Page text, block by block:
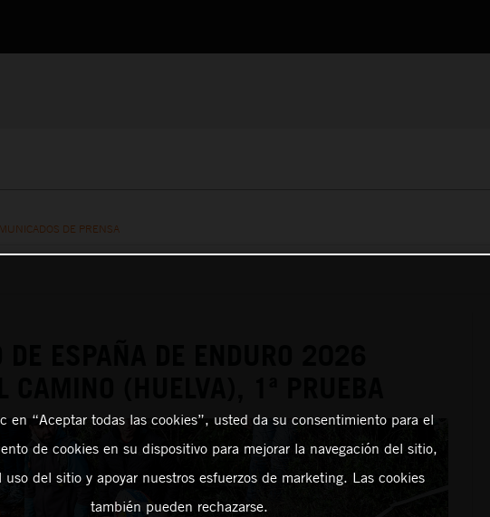
DE PRENSA
en “Aceptar todas las cookies”, usted da su consentimiento para el
de cookies en su dispositivo para mejorar la navegación del sitio,
uso del sitio y apoyar nuestros esfuerzos de marketing. Las cookies
también pueden rechazarse.